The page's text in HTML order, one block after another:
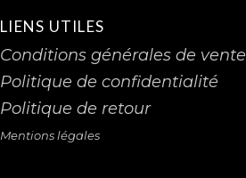
LIENS UTILES
Conditions générales de vente
Politique de confidentialité
Politique de retour
Mentions légales